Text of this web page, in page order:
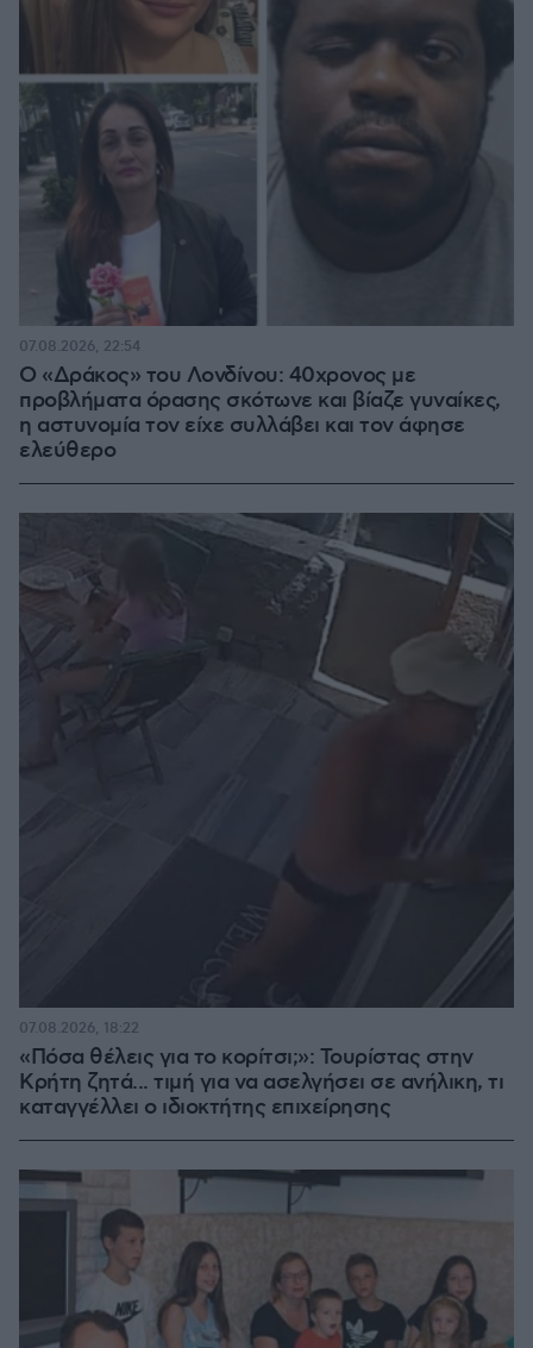
Ο «Δράκος» του Λονδίνου: 40χρονος με
προβλήματα όρασης σκότωνε και βίαζε γυναίκες,
η αστυνομία τον είχε συλλάβει και τον άφησε
ελεύθερο
07.08.2026, 22:54
«Πόσα θέλεις για το κορίτσι;»: Τουρίστας στην
Κρήτη ζητά... τιμή για να ασελγήσει σε ανήλικη, τι
καταγγέλλει ο ιδιοκτήτης επιχείρησης
07.08.2026, 18:22